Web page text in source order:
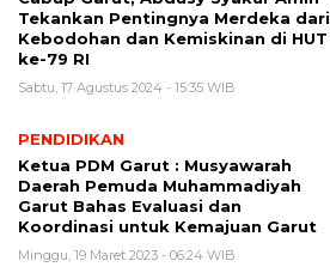
Tekankan Pentingnya Merdeka dari
Kebodohan dan Kemiskinan di HUT
ke-79 RI
Sabtu, 17 Agustus 2024 - 15:35 WIB
PENDIDIKAN
Ketua PDM Garut : Musyawarah
Daerah Pemuda Muhammadiyah
Garut Bahas Evaluasi dan
Koordinasi untuk Kemajuan Garut
Minggu, 19 Maret 2023 - 06:24 WIB